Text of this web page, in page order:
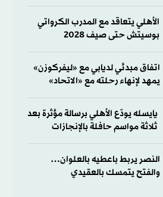
الأهلي يتعاقد مع المدرب الكرواتي
بوسيتش حتى صيف 2028
اتفاق مبدئي لديابي مع «ليفركوزن»
يمهد لإنهاء رحلته مع «الاتحاد»
يايسله يودّع الأهلي برسالة مؤثرة بعد
ثلاثة مواسم حافلة بالإنجازات
النصر يربط باعطيه بالعلوان…
والفتح يتمسك بالعقيدي